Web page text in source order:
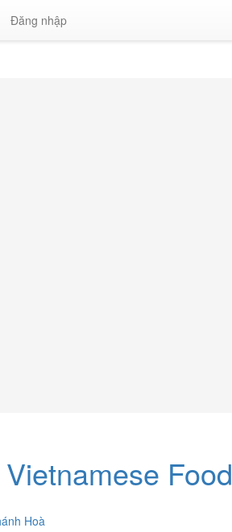
Đăng nhập
Food
Hoà